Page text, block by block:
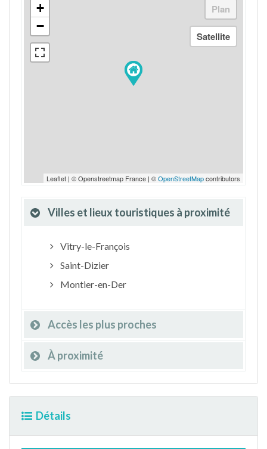
+
−
Leaflet | © Openstreetmap France | ©OpenStreetMapcontributors
Villes et lieux touristiques à proximité
Vitry-le-François
Saint-Dizier
Montier-en-Der
Accès les plus proches
À proximité
Détails